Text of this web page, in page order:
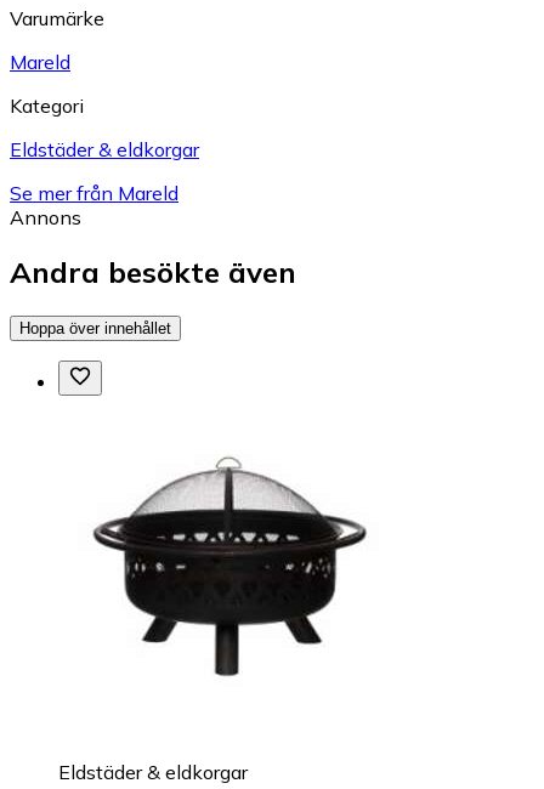
Varumärke
Mareld
Kategori
Eldstäder & eldkorgar
Se mer från Mareld
Annons
Andra besökte även
Hoppa över innehållet
Eldstäder & eldkorgar